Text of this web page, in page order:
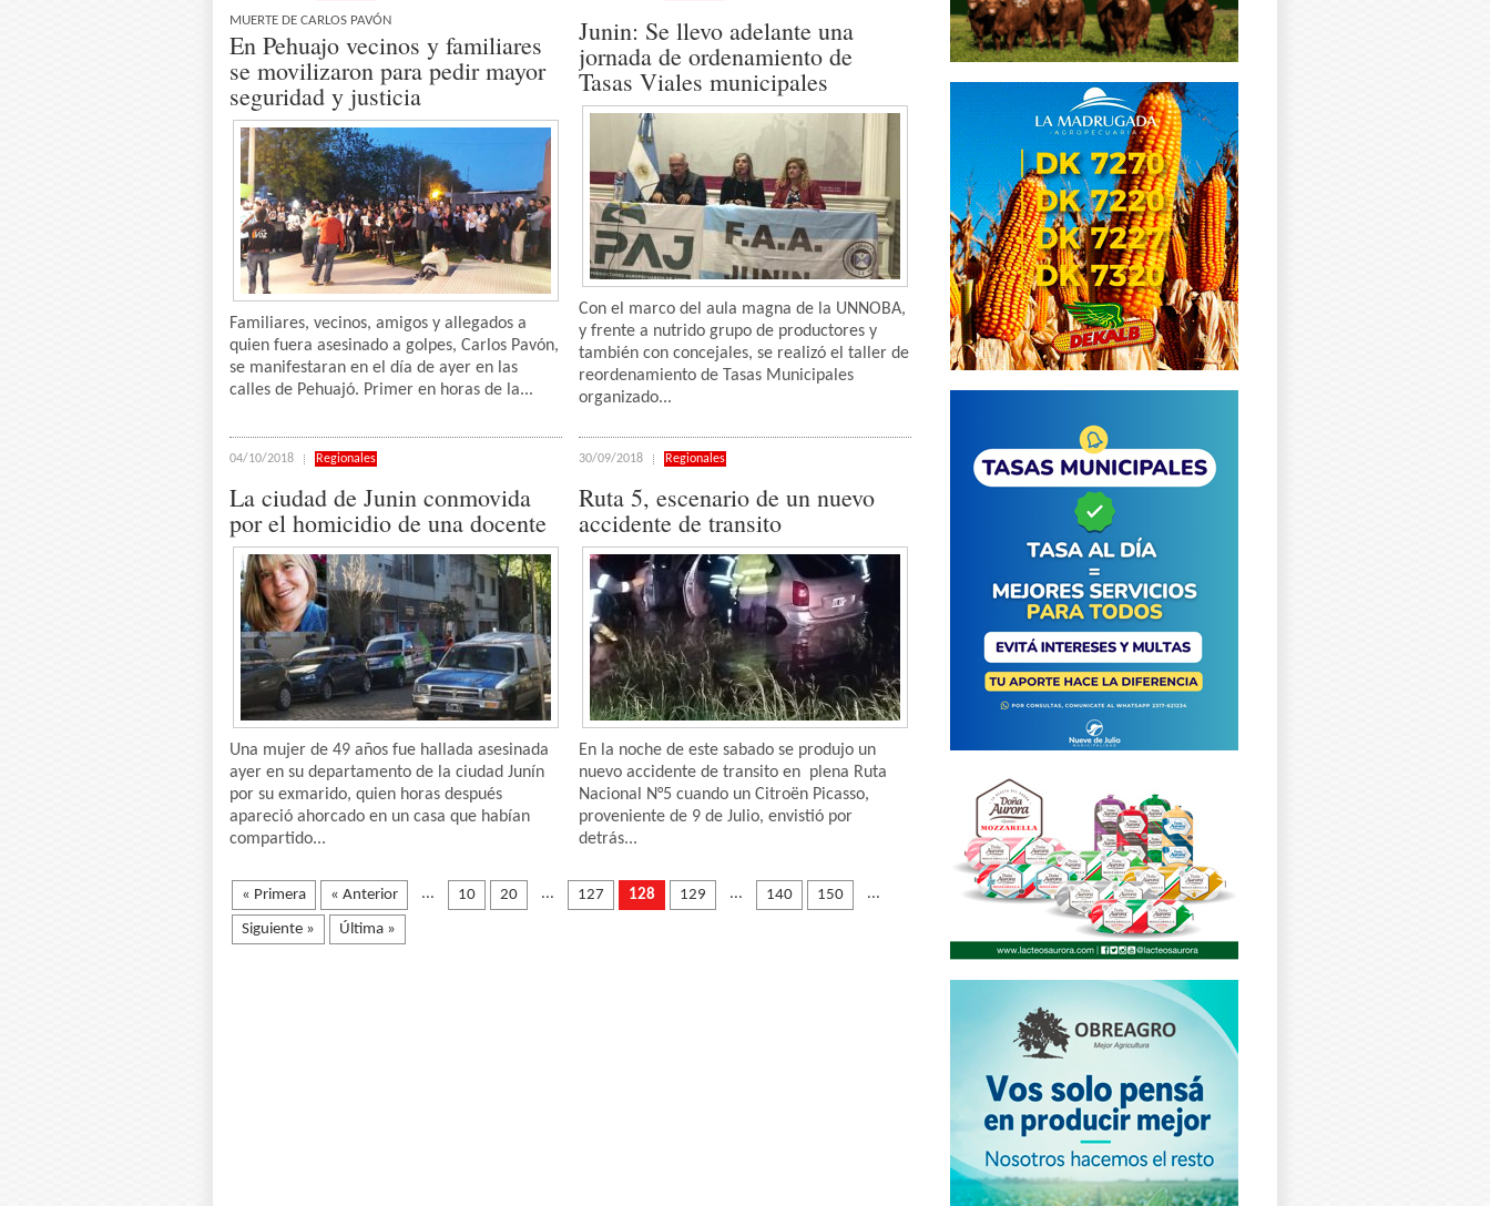
MUERTE DE CARLOS PAVÓN
En Pehuajo vecinos y familiares
se movilizaron para pedir mayor
seguridad y justicia
Familiares, vecinos, amigos y allegados a
quien fuera asesinado a golpes, Carlos Pavón,
se manifestaran en el día de ayer en las
calles de Pehuajó. Primer en horas de la...
Junin: Se llevo adelante una
jornada de ordenamiento de
Tasas Viales municipales
Con el marco del aula magna de la UNNOBA,
y frente a nutrido grupo de productores y
también con concejales, se realizó el taller de
reordenamiento de Tasas Municipales
organizado...
04/10/2018 Regionales
La ciudad de Junin conmovida
por el homicidio de una docente
Una mujer de 49 años fue hallada asesinada
ayer en su departamento de la ciudad Junín
por su exmarido, quien horas después
apareció ahorcado en un casa que habían
compartido...
30/09/2018 Regionales
Ruta 5, escenario de un nuevo
accidente de transito
En la noche de este sabado se produjo un
nuevo accidente de transito en plena Ruta
Nacional N°5 cuando un Citroën Picasso,
proveniente de 9 de Julio, envistió por
detrás...
« Primera « Anterior ... 10 20 ... 127 128 129 ... 140 150 ...
Siguiente » Última »